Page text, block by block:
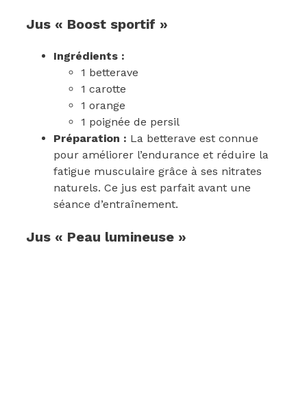
Jus « Boost sportif »
Ingrédients :
1 betterave
1 carotte
1 orange
1 poignée de persil
Préparation : La betterave est connue
pour améliorer l’endurance et réduire la
fatigue musculaire grâce à ses nitrates
naturels. Ce jus est parfait avant une
séance d’entraînement.
Jus « Peau lumineuse »